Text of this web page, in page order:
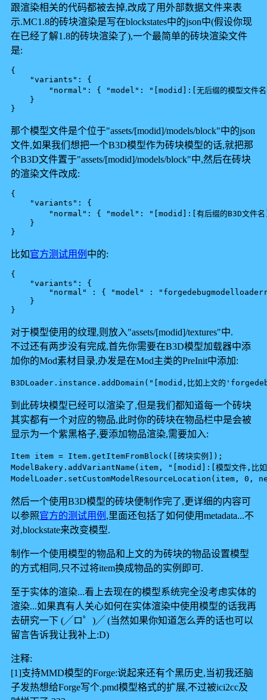
跟渲染相关的代码都被去掉,改成了用外部数据文件来表
示.MC1.8的砖块渲染是写在blockstates中的json中(假设你现
在已经了解1.8的砖块渲染了),一个最简单的砖块渲染文件
是:
{
    "variants": {
"normal": { "model": "[modid]:[无后缀的模型文件
    }
那个模型文件是个位于"assets/[modid]/models/block"中的json
文件,如果我们想把一个B3D模型作为砖块模型的话,就把那
个B3D文件置于"assets/[modid]/models/block"中,然后在砖块
的渲染文件改成:
{
    "variants": {
"normal": { "model": "[modid]:[有后缀的B3D文件
    }
比如官方测试用例 中的:
{
    "variants": {
"normal" : { "model" :
    }
对于模型使用的纹理,则放入"assets/[modid]/textures"中.
不过还有两步没有完成,首先你需要在B3D模型加载器中添
加你的Mod素材目录,办发是在Mod主类的PreInit中添加:
B3DLoader.instance.addDomain("[modid,比如上文的
到此砖块模型已经可以渲染了,但是我们都知道每一个砖块
其实都有一个对应的物品,此时你的砖块在物品栏中是会被
显示为一个紫黑格子,要添加物品渲染,需要加入:
Item item = Item.getItemFromBlock([砖块实例]);
ModelBakery.addVariantName(item, "[modid]:[模型文件,
然后一个使用B3D模型的砖块便制作完了,更详细的内容可
以参照官方的测试用例 ,里面还包括了如何使用metadata...不
对,blockstate来改变模型.
制作一个使用模型的物品和上文的为砖块的物品设置模型
的方式相同,只不过将item换成物品的实例即可.
至于实体的渲染...看上去现在的模型系统完全没考虑实体的
渲染...如果真有人关心如何在实体渲染中使用模型的话我再
去研究一下 (╱ロ゜)╱ (当然如果你知道怎么弄的话也可以
留言告诉我让我补上:D)
注释:
[1]支持MMD模型的Forge:说起来还有个黑历史,当初我还脑
子发热想给Forge写个.pmd模型格式的扩展,不过被ici2cc及